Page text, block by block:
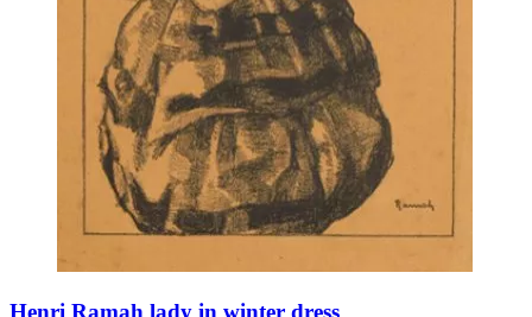
Henri Ramah lady in winter dress